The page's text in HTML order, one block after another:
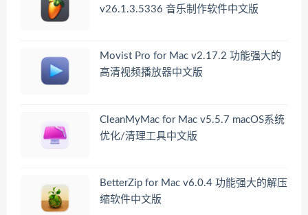
v26.1.3.5336 音乐制作软件中文版
Movist Pro for Mac v2.17.2 功能强大的
高清视频播放器中文版
CleanMyMac for Mac v5.5.7 macOS系统
优化/清理工具中文版
BetterZip for Mac v6.0.4 功能强大的解压
缩软件中文版